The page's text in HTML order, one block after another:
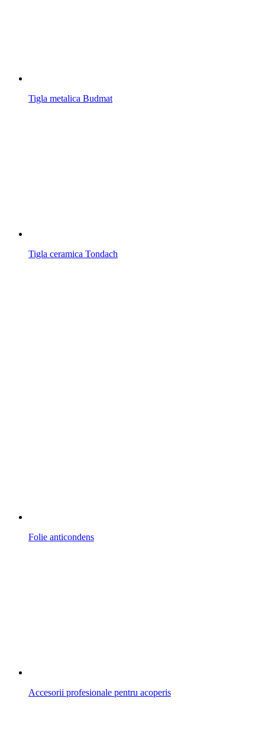
Tigla metalica Budmat
Tigla ceramica Tondach
Folie anticondens
Accesorii profesionale pentru acoperis